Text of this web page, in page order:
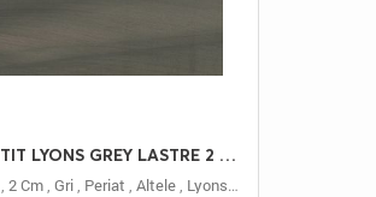
CUARTIT LYONS GREY LASTRE 2 PERIAT
2 Cm, Gri, Periat Altele, Lyons Grey